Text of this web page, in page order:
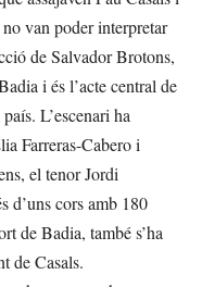
van poder interpretar
de Salvador Brotons,
i és l’acte central de
L’escenari ha
Farreras-Cabero i
el tenor Jordi
d’uns cors amb 180
de Badia, també s’ha
de Casals.